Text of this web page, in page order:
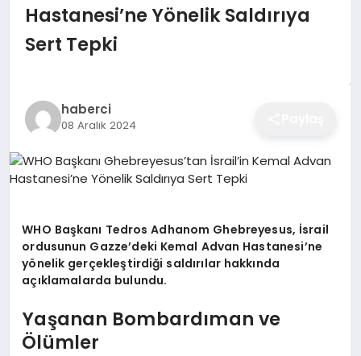
EĞITIM
EKONOMI
SAĞLIK
YAŞAM
DIĞER
Hastanesi’ne Yönelik Saldırıya
Sert Tepki
haberci
08 Aralık 2024
WHO Başkanı Tedros Adhanom Ghebreyesus, İsrail
ordusunun Gazze’deki Kemal Advan Hastanesi’ne
yönelik gerçekleştirdiği saldırılar hakkında
açıklamalarda bulundu.
Yaşanan Bombardıman ve
Ölümler